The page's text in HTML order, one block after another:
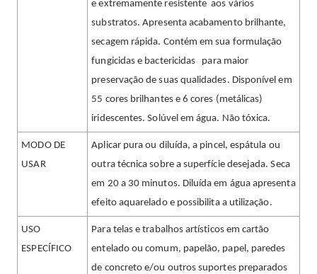
e extremamente resistente aos vários
substratos. Apresenta acabamento brilhante,
secagem rápida. Contém em sua formulação
fungicidas e bactericidas para maior
preservação de suas qualidades. Disponível em
55 cores brilhantes e 6 cores (metálicas)
iridescentes. Solúvel em água. Não tóxica.
MODO DE
USAR
Aplicar pura ou diluída, a pincel, espátula ou
outra técnica sobre a superfície desejada. Seca
em 20 a 30 minutos. Diluída em água apresenta
efeito aquarelado e possibilita a utilização.
USO
ESPECÍFICO
Para telas e trabalhos artísticos em cartão
entelado ou comum, papelão, papel, paredes
de concreto e/ou outros suportes preparados